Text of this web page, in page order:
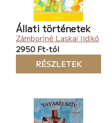
Állati történetek
Zámboriné Laskai Ildikó
2950 Ft-tól
RÉSZLETEK